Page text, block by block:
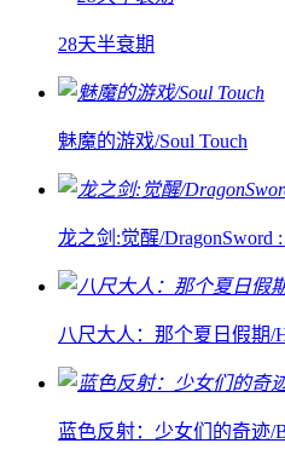
28天半衰期
魅魔的游戏/Soul Touch
龙之剑:觉醒/DragonSword
八尺大人：那个夏日假期/
蓝色反射：少女们的奇迹/